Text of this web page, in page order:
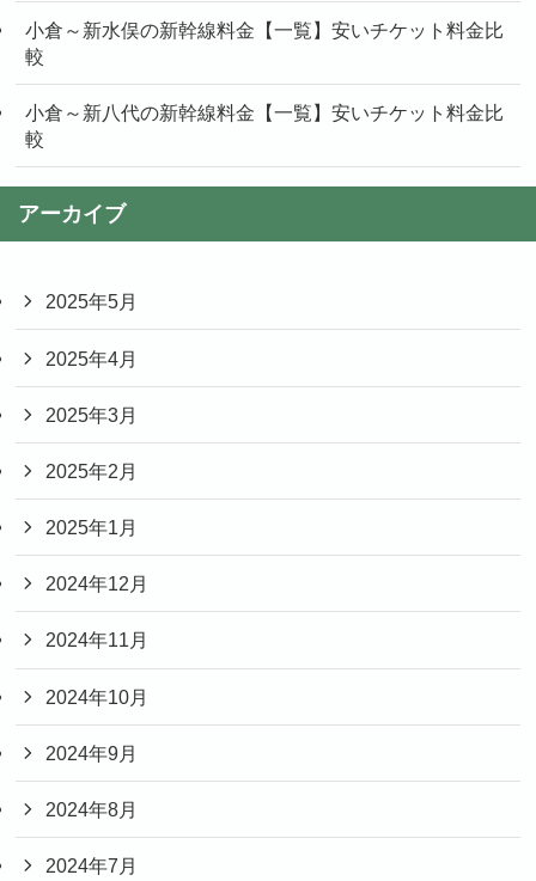
小倉～新水俣の新幹線料金【一覧】安いチケット料金比
較
小倉～新八代の新幹線料金【一覧】安いチケット料金比
較
アーカイブ
2025年5月
2025年4月
2025年3月
2025年2月
2025年1月
2024年12月
2024年11月
2024年10月
2024年9月
2024年8月
2024年7月